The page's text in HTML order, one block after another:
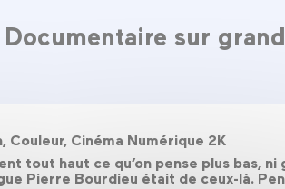
sur
Cinéma Numérique 2K
tout haut ce qu’on pense plus bas,
Pierre Bourdieu était de ceux-là.